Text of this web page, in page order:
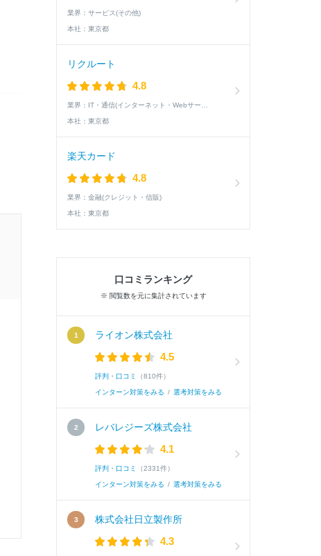
面接官/学生
雰囲気
0 0
業界： サービス(その他)
本社： 東京都
リクルート
4.8
業界：
本社： 東京都
楽天カード
4.8
業界： 金融(クレジット・信販)
本社： 東京都
口コミランキング
※ 閲覧数を元に集計されています
ライオン株式会社
4.5
評判・口コミ （810件）
インターン対策をみる / 選考対策をみる
レバレジーズ株式会社
4.1
評判・口コミ （2331件）
インターン対策をみる / 選考対策をみる
株式会社日立製作所
4.3